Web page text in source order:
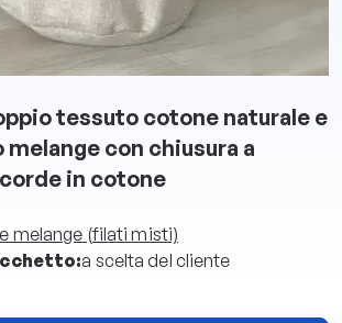
tessuto cotone naturale e
con chiusura a
in cotone
melange (filati misti)
a scelta del cliente